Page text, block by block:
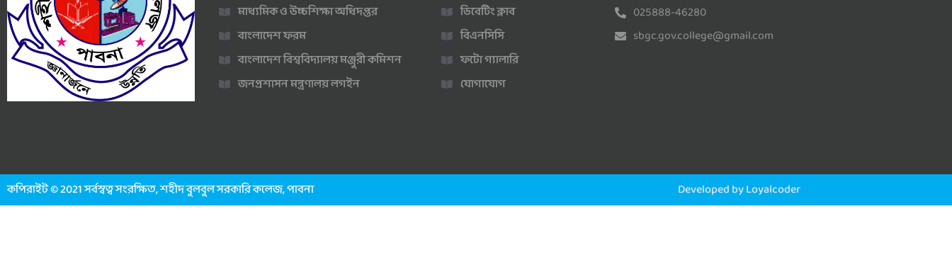
মাধ্যমিক ও উচ্চশিক্ষা অধিদপ্তর
বাংলাদেশ ফরম
বাংলাদেশ বিশ্ববিদ্যালয় মঞ্জুরী কমিশন
জনপ্রশাসন মন্ত্রণালয় লগইন
ডিবেটিং ক্লাব
বিএনসিসি
ফটো গ্যালারি
যোগাযোগ
025888-46280
sbgc.gov.college@gmail.com
কপিরাইট © 2021 সর্বস্বত্ব সংরক্ষিত, শহীদ বুলবুল সরকারি কলেজ, পাবনা Developed by Loyalcoder